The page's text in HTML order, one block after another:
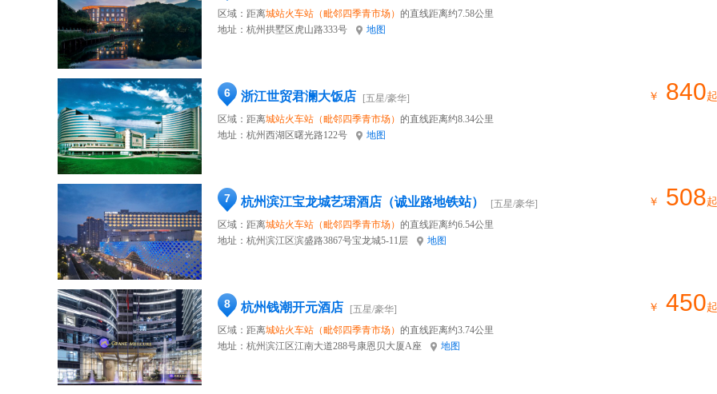
区域：距离城站火车站（毗邻四季青市场） 的直线距离约7.58公里
地址： 杭州拱墅区虎山路333号 地图
6 浙江世贸君澜大饭店
[五星/豪华]
区域：距离城站火车站（毗邻四季青市场） 的直线距离约8.34公里
地址： 杭州西湖区曙光路122号 地图
￥ 840起
7 杭州滨江宝龙城艺珺酒店（诚业路地铁站）
[五星/豪华]
区域：距离城站火车站（毗邻四季青市场） 的直线距离约6.54公里
地址： 杭州滨江区滨盛路3867号宝龙城5-11层 地图
￥ 508起
8 杭州钱潮开元酒店
[五星/豪华]
区域：距离城站火车站（毗邻四季青市场） 的直线距离约3.74公里
地址： 杭州滨江区江南大道288号康恩贝大厦A座 地图
￥ 450起